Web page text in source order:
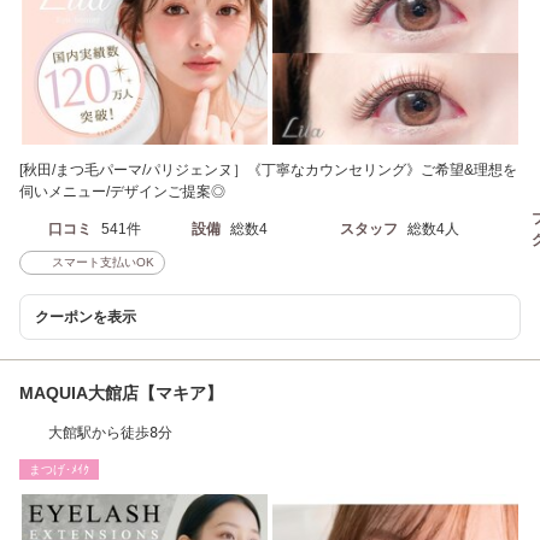
[秋田/まつ毛パーマ/パリジェンヌ］《丁寧なカウンセリング》ご希望&理想を
伺いメニュー/デザインご提案◎
口コミ 541件 設備 総数4 スタッフ 総数4人
スマート支払いOK
クーポンを表示
MAQUIA大館店【マキア】
大館駅から徒歩8分
まつげ･ﾒｲｸ